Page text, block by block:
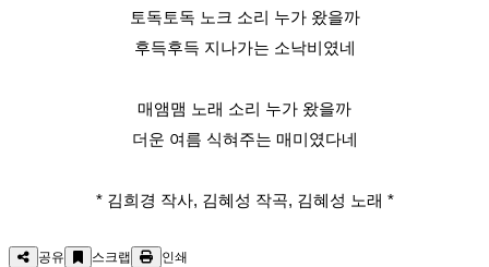
토독토독 노크 소리 누가 왔을까
후득후득 지나가는 소낙비였네
매앰맴 노래 소리 누가 왔을까
더운 여름 식혀주는 매미였다네
* 김희경 작사, 김혜성 작곡, 김혜성 노래 *
공유 스크랩 인쇄